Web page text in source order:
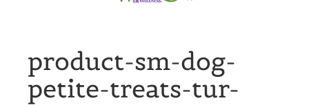
product-sm-dog-
petite-treats-tur-